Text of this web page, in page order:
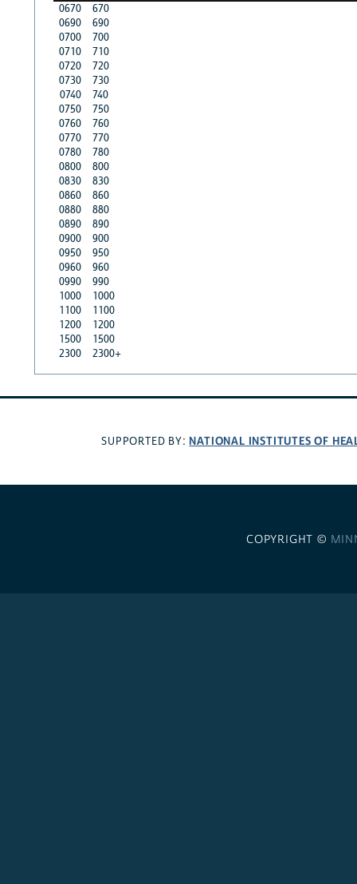
0670
670
0690
690
0700
700
0710
710
0720
720
0730
730
0740
740
0750
750
0760
760
0770
770
0780
780
0800
800
0830
830
0860
860
0880
880
0890
890
0900
900
0950
950
0960
960
0990
990
1000
1000
1100
1100
1200
1200
1500
1500
2300
2300+
SUPPORTED BY: NATIONAL INSTITUTES OF
COPYRIGHT ©